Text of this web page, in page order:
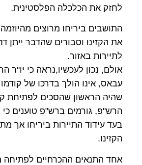
לחזק את הכלכלה הפלסטינית.
התושבים ביריחו מרוצים
את הקזינו וסבורים שהדבר ייתן
לתיירות באזור.
אולם, נכון לעכשיו,נראה כי יו"ר
עבאס, אינו הולך בדרכו של
שהיה הראשון שהסכים לפתיחת
הרש"פ, גורמים ברש"פ טוענים
בעד עידוד התיירות ביריחו אך
הקזינו.
אחד התנאים ההכרחיים